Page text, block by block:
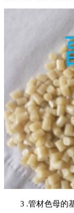
3 .管材色母的